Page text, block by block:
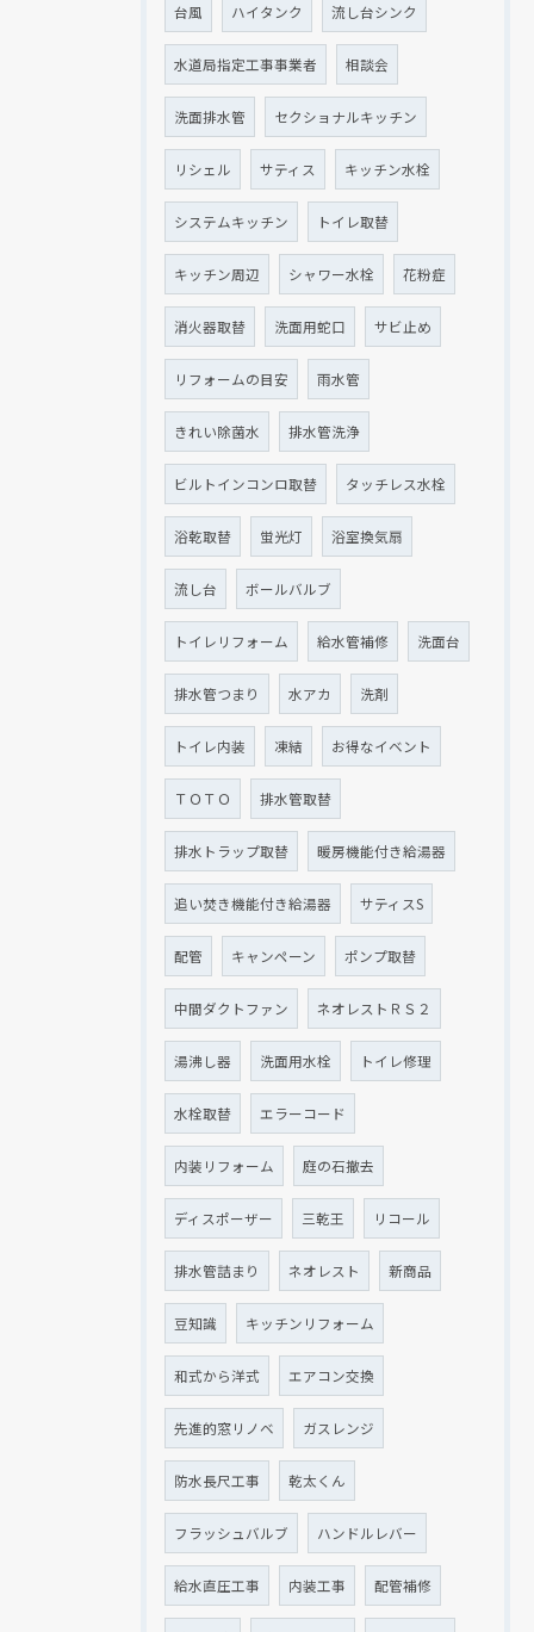
台風 ハイタンク 流し台シンク
水道局指定工事事業者 相談会
洗面排水管 セクショナルキッチン
リシェル サティス キッチン水栓
システムキッチン トイレ取替
キッチン周辺 シャワー水栓 花粉症
消火器取替 洗面用蛇口 サビ止め
リフォームの目安 雨水管
きれい除菌水 排水管洗浄
ビルトインコンロ取替 タッチレス水栓
浴乾取替 蛍光灯 浴室換気扇
流し台 ボールバルブ
トイレリフォーム 給水管補修 洗面台
排水管つまり 水アカ 洗剤
トイレ内装 凍結 お得なイベント
ＴＯＴＯ 排水管取替
排水トラップ取替 暖房機能付き給湯器
追い焚き機能付き給湯器 サティスS
配管 キャンペーン ポンプ取替
中間ダクトファン ネオレストＲＳ２
湯沸し器 洗面用水栓 トイレ修理
水栓取替 エラーコード
内装リフォーム 庭の石撤去
ディスポーザー 三乾王 リコール
排水管詰まり ネオレスト 新商品
豆知識 キッチンリフォーム
和式から洋式 エアコン交換
先進的窓リノベ ガスレンジ
防水長尺工事 乾太くん
フラッシュバルブ ハンドルレバー
給水直圧工事 内装工事 配管補修